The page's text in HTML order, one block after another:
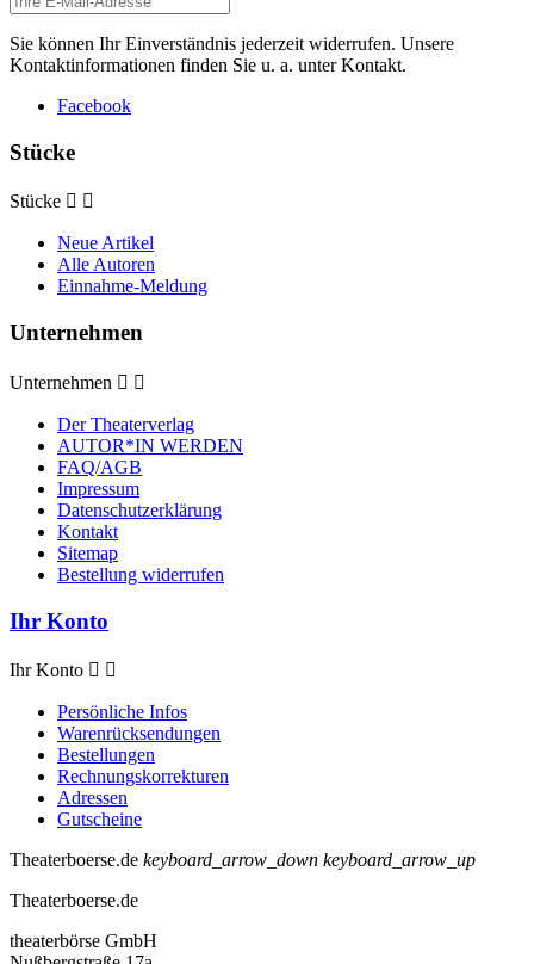
Sie können Ihr Einverständnis jederzeit widerrufen. Unsere
Kontaktinformationen finden Sie u. a. unter Kontakt.
Facebook
Stücke
Stücke  
Neue Artikel
Alle Autoren
Einnahme-Meldung
Unternehmen
Unternehmen  
Der Theaterverlag
AUTOR*IN WERDEN
FAQ/AGB
Impressum
Datenschutzerklärung
Kontakt
Sitemap
Bestellung widerrufen
Ihr Konto
Ihr Konto  
Persönliche Infos
Warenrücksendungen
Bestellungen
Rechnungskorrekturen
Adressen
Gutscheine
Theaterboerse.de keyboard_arrow_down keyboard_arrow_up
Theaterboerse.de
theaterbörse GmbH